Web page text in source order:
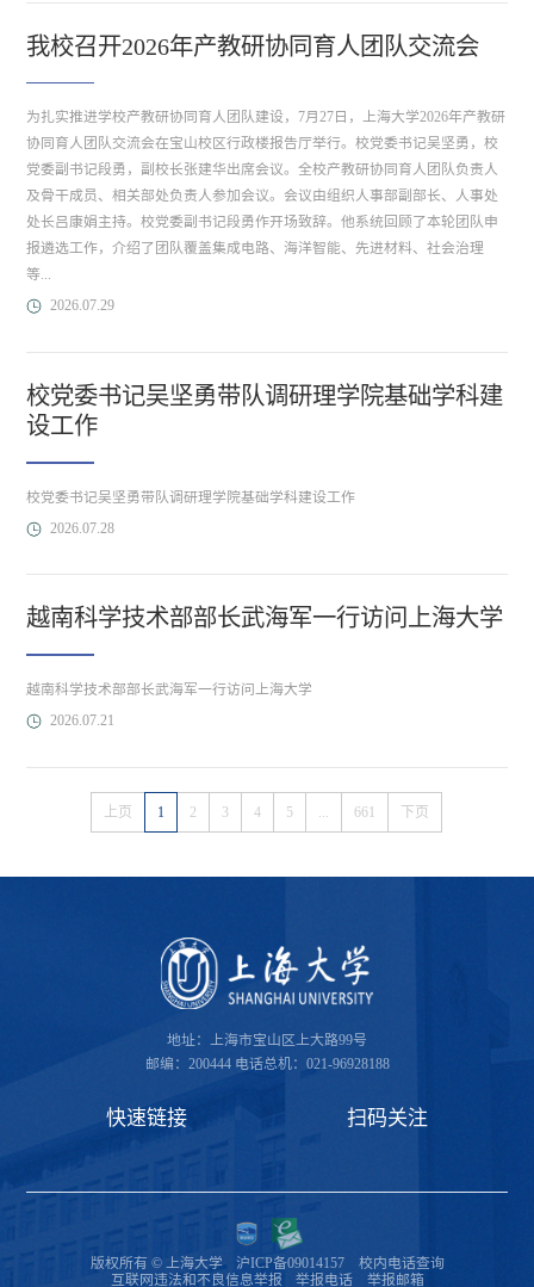
我校召开2026年产教研协同育人团队交流会
为扎实推进学校产教研协同育人团队建设，7月27日，上海大学2026年产教研
协同育人团队交流会在宝山校区行政楼报告厅举行。校党委书记吴坚勇，校
党委副书记段勇，副校长张建华出席会议。全校产教研协同育人团队负责人
及骨干成员、相关部处负责人参加会议。会议由组织人事部副部长、人事处
处长吕康娟主持。校党委副书记段勇作开场致辞。他系统回顾了本轮团队申
报遴选工作，介绍了团队覆盖集成电路、海洋智能、先进材料、社会治理
等...
2026.07.29
校党委书记吴坚勇带队调研理学院基础学科建
设工作
校党委书记吴坚勇带队调研理学院基础学科建设工作
2026.07.28
越南科学技术部部长武海军一行访问上海大学
越南科学技术部部长武海军一行访问上海大学
2026.07.21
上页 1 2 3 4 5 661 下页
地址：上海市宝山区上大路99号
邮编：200444 电话总机：021-96928188
快速链接 扫码关注
版权所有 © 上海大学 沪ICP备09014157
校内电话查询
互联网违法和不良信息举报
举报电话 举报邮箱